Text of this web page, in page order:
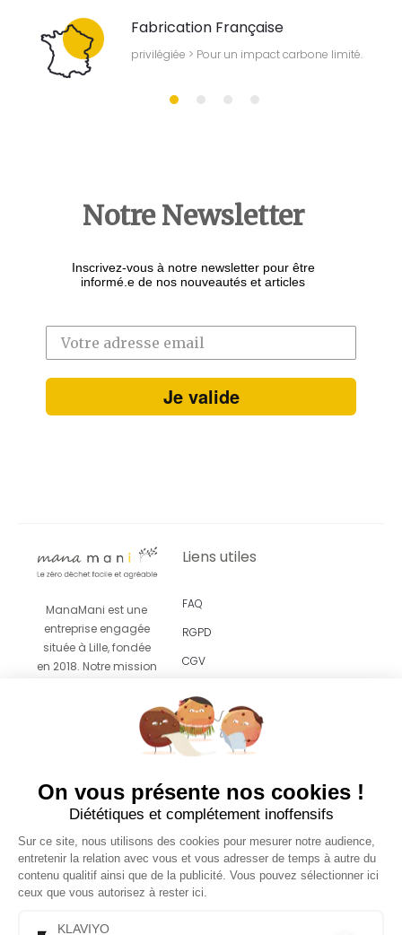
Fabrication Française
privilégiée > Pour un impact carbone limité.
Notre Newsletter
Inscrivez-vous à notre newsletter pour être
informé.e de nos nouveautés et articles
Je valide
ManaMani est une
entreprise engagée
située à Lille, fondée
en 2018. Notre mission
accompagnement
facile et agréable vers
esthétiques pensés
pour s’intégrer sans
effort dans votre
quotidien.
Tous droits réservés
Liens utiles
FAQ
RGPD
CGV
On vous présente nos cookies !
Diététiques et complétement inoffensifs
Sur ce site, nous utilisons des cookies pour mesurer notre audience,
entretenir la relation avec vous et vous adresser de temps à autre du
contenu qualitif ainsi que de la publicité. Vous pouvez sélectionner ici
ceux que vous autorisez à rester ici.
KLAVIYO